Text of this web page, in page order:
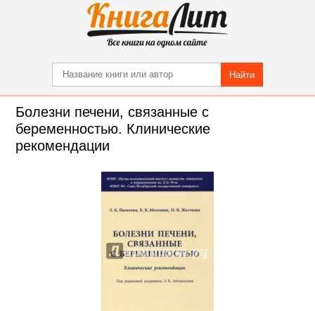
Найти
Болезни печени, связанные с
беременностью. Клинические
рекомендации